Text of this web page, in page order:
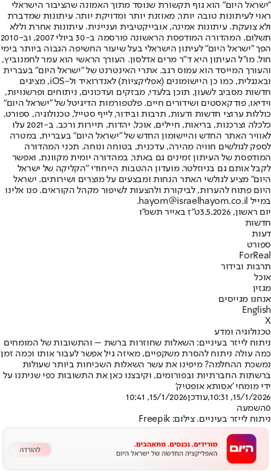
"ישראל היום" הוא גוף תקשורת שנוסד מתוך האמונה שהציבור הישראלי
ראוי לעיתונות טובה יותר, מאוזנת יותר ומדויקת יותר. עיתונות שמדברת
ולא צועקת. עיתונות אמינה, אובייקטיבית ועניינית. עיתונות אחרת וללא
תשלום. המהדורה המודפסת הראשונה פורסמה ב-30 ביולי 2007, וב-2010
הפך "ישראל היום" לעיתון הישראלי בעל שיעור החשיפה הגבוה ביותר בימי
חול. מו"ל העיתון היא ד"ר מרים אדלסון. העורך הראשי הוא עמר לחמנוביץ,
והעורך המייסד הוא עמוס רגב. אתרי האינטרנט של "ישראל היום" בעברית
ובאנגלית, כמו כן היישומונים (אפליקציות) לאנדרואיד ול-iOS, מציגים
חדשות מסביב לשעון, תוכן בלעדי, מבזקים ועדכונים, ניתוחים ופרשנויות,
וידיאו, פודקאסטים ושידורים חיים. פלטפורמות הדיגיטל של "ישראל היום"
כוללות ערוצי חדשות ודעות, תרבות ובידור, לייף סטייל, טכנולוגיה, ספורט,
כלכלה וצרכנות, בריאות, חיילים, אוכל, יהדות, תיירות ורכב. ב-2021 עלו
לאוויר האתר החדש והיישומון החדש של "ישראל היום" בעברית, במטרה
לספק לגולשים חוויה מהירה, עדכנית, בטוחה ונוחה. תכני המהדורה
המודפסת של העיתון זמינים גם באתר, במהדורה יומית מקוונת, ואפשר
לקבל אותם גם בניוזלטר. מועדון ההטבות הייחודי "הקליקה של ישראל
היום" מציע לגולשי האתר הנחות ומבצעים על מוצרים ושירותים. ישראל
היום פתוח להערות, לביקורת ולהצעות לשיפור מקהל הקוראים. פנו אלינו
במייל hayom@israelhayom.co.il.
יום ראשון, 3.5.2026
ט"ז באייר תשפ"ו
חדשות
דעות
ספורט
ForReal
תרבות ובידור
אוכל
מגזין
אנחנו מגייסים
English
X
טכנולוגיה ומדע
ניתוח לייזר בעיניים: השאלות שחוזרות ברשת – והתשובות של המומחים
כמה עולה ניתוח להסרת משקפיים, מאיזה גיל אפשר לעבור אותו וכמה זמן
נמשכת ההחלמה? מיפינו את עשר השאלות השכיחות ביותר שעולות
ברשתות החברתיות ובפורומים, וקיבצנו כאן את התשובות כפי שניתנו על
ידי מומחי 'אסותא אופטיק'
15/1/2026, 10:31
,עודכן15/1/2026, 10:41
0השמעה
ניתוח לייזר בעיניים. צילום: Freepik